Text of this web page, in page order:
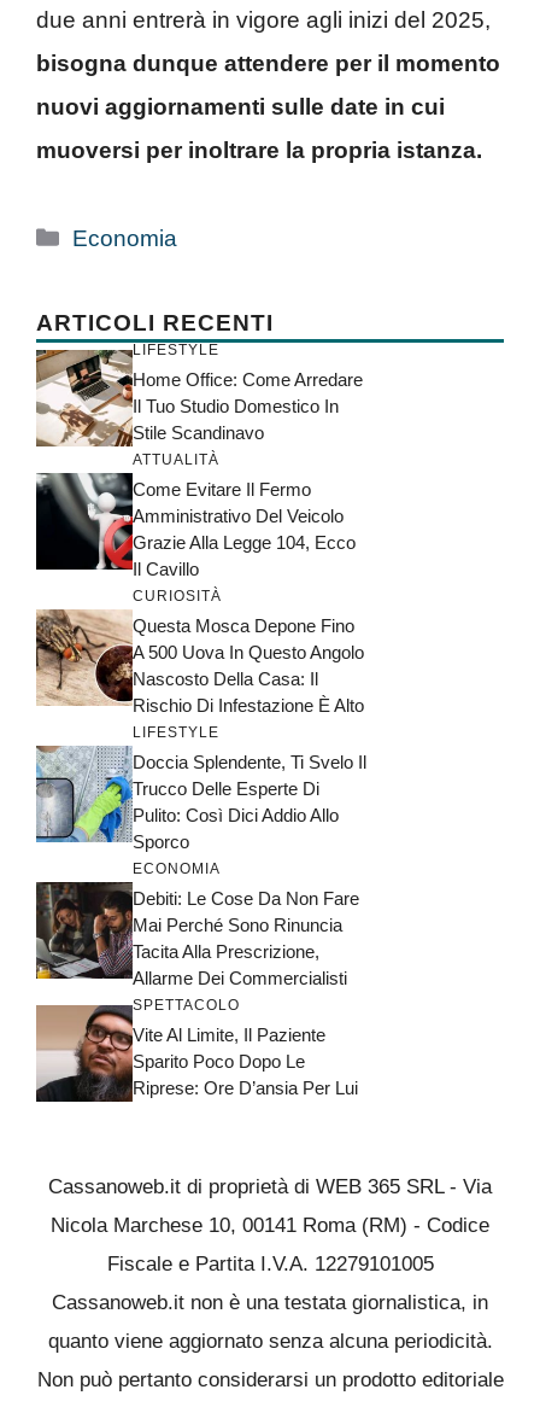
due anni entrerà in vigore agli inizi del 2025,
bisogna dunque attendere per il momento
nuovi aggiornamenti sulle date in cui
muoversi per inoltrare la propria istanza.
Categorie
Economia
ARTICOLI RECENTI
LIFESTYLE
Home Office: Come Arredare
Il Tuo Studio Domestico In
Stile Scandinavo
ATTUALITÀ
Come Evitare Il Fermo
Amministrativo Del Veicolo
Grazie Alla Legge 104, Ecco
Il Cavillo
CURIOSITÀ
Questa Mosca Depone Fino
A 500 Uova In Questo Angolo
Nascosto Della Casa: Il
Rischio Di Infestazione È Alto
LIFESTYLE
Doccia Splendente, Ti Svelo Il
Trucco Delle Esperte Di
Pulito: Così Dici Addio Allo
Sporco
ECONOMIA
Debiti: Le Cose Da Non Fare
Mai Perché Sono Rinuncia
Tacita Alla Prescrizione,
Allarme Dei Commercialisti
SPETTACOLO
Vite Al Limite, Il Paziente
Sparito Poco Dopo Le
Riprese: Ore D’ansia Per Lui
Cassanoweb.it di proprietà di WEB 365 SRL - Via
Nicola Marchese 10, 00141 Roma (RM) - Codice
Fiscale e Partita I.V.A. 12279101005
Cassanoweb.it non è una testata giornalistica, in
quanto viene aggiornato senza alcuna periodicità.
Non può pertanto considerarsi un prodotto editoriale